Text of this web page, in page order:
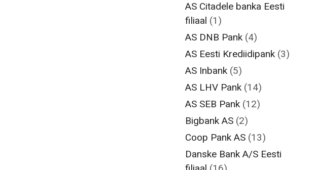
AS Citadele banka Eesti
filiaal (1)
AS DNB Pank (4)
AS Eesti Krediidipank (3)
AS Inbank (5)
AS LHV Pank (14)
AS SEB Pank (12)
Bigbank AS (2)
Coop Pank AS (13)
Danske Bank A/S Eesti